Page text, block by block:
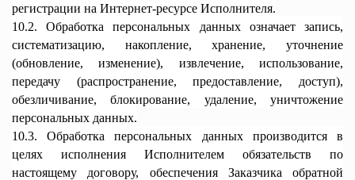
регистрации на Интернет-ресурсе Исполнителя.
10.2. Обработка персональных данных означает запись,
систематизацию, накопление, хранение, уточнение
(обновление, изменение), извлечение, использование,
передачу (распространение, предоставление, доступ),
обезличивание, блокирование, удаление, уничтожение
персональных данных.
10.3. Обработка персональных данных производится в
целях исполнения Исполнителем обязательств по
настоящему договору, обеспечения Заказчика обратной